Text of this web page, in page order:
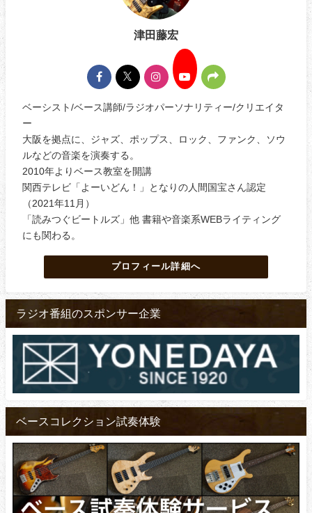
津田藤宏
ベーシスト/ベース講師/ラジオパーソナリティー/クリエイタ
ー
大阪を拠点に、ジャズ、ポップス、ロック、ファンク、ソウ
ルなどの音楽を演奏する。
2010年よりベース教室を開講
関西テレビ「よーいどん！」となりの人間国宝さん認定
（2021年11月）
「読みつぐビートルズ」他 書籍や音楽系WEBライティング
にも関わる。
プロフィール詳細へ
ラジオ番組のスポンサー企業
ベースコレクション試奏体験